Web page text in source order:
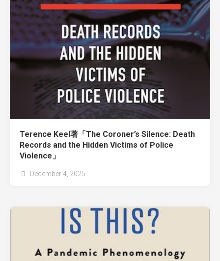
Terence Keel著「The Coroner’s Silence: Death
Records and the Hidden Victims of Police
Violence」
December 4, 2025